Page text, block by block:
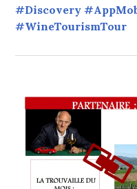
#Discovery
#WineTourismTour